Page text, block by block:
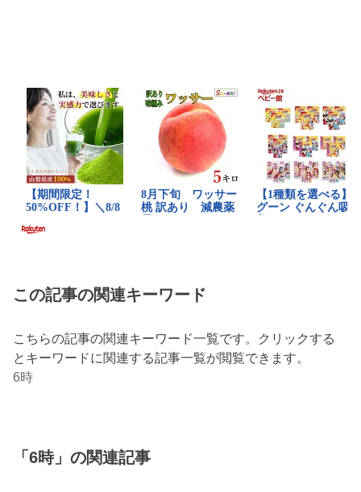
この記事の関連キーワード
こちらの記事の関連キーワード一覧です。クリックする
とキーワードに関連する記事一覧が閲覧できます。
6時
「6時」の関連記事